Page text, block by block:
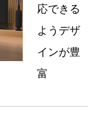
応できる
ようデザ
インが豊
富